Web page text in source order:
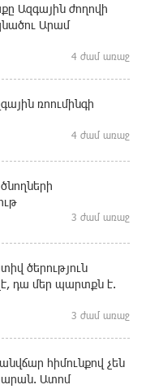
Ազգային ժողովի
Արամ
4 ժամ առաջ
ռոումինգի
4 ժամ առաջ
3 ժամ առաջ
ծերություն
դա մեր պարտքն է.
3 ժամ առաջ
հիմունքով չեն
Ատոմ